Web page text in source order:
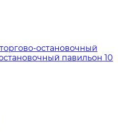
торгово-остановочный
павильон 10